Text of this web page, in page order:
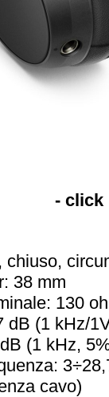
- click
chiuso,
38 mm
130
dB (1 kHz/
(1 kHz,
cavo)